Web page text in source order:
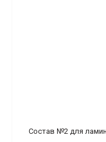
Состав №2 для